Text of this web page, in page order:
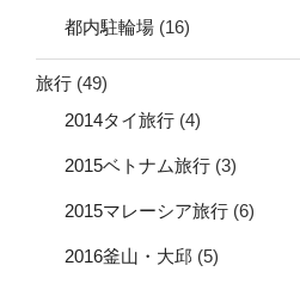
都内駐輪場 (16)
旅行 (49)
2014タイ旅行 (4)
2015ベトナム旅行 (3)
2015マレーシア旅行 (6)
2016釜山・大邱 (5)